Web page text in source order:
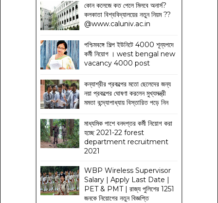
কোন কলেজে কত পেলে মিলবে অনার্স?
কলকাতা বিশ্ববিদ্যালয়ের নতুন নিয়ম??
@www.caluniv.ac.in
পশ্চিমবঙ্গে শিল্প ইউনিটে 4000 শূন্যপদে
কর্মী নিয়োগ । west bengal new
vacancy 4000 post
কন্যাশ্রীর প্রকল্পের মতো ছেলেদের জন্য
নয়া প্রকল্পের ঘোষণা করলেন মুখ্যমন্ত্রী
মমতা বন্দ্যোপাধ্যায় বিস্তারিত পড়ে নিন
মাধ্যমিক পাশে বনদপ্তর কর্মী নিয়োগ করা
হচ্ছে 2021-22 forest
department recruitment
2021
WBP Wireless Supervisor
Salary | Apply Last Date |
PET & PMT | রাজ্য পুলিশের 1251
জনকে নিয়োগের নতুন বিজ্ঞপ্তি